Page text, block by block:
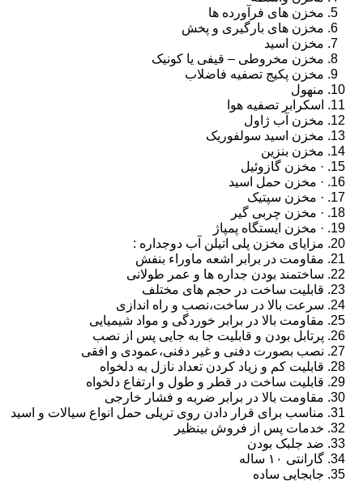
مخزن های فرآورده ها
مخزن های بارگیری و پخش
مخزن اسید
مخزن مخروطی – قیفی یا کونیک
مخزن پکیج تصفیه فاضلاب
منهول
اسکرابر تصفیه هوا
مخزن آب ژاول
مخزن اسید سولفوریک
مخزن بنزین
· مخزن گازوئیل
· مخزن حمل اسید
· مخزن سپتیک
· مخزن چربی گیر
· مخزن ایستگاه پمپاژ
مزایای مخزن پلی اتیلن آب دوجداره :
مقاومت در برابر اشعه ماوراء بنفش
ساختمند بودن جداره ها و عمر طولانی
قابلیت ساخت در حجم های مختلف
سرعت بالا در ساخت،نصب و راه اندازی
مقاومت بالا در برابر خوردگی و مواد شیمیایی
پرتابل بودن و قابلیت جا به جایی پس از نصب
نصب بصورت دفنی و غیر دفنی،عمودی و افقی
قابلیت کم و زیاد کردن تعداد نازل به دلخواه
قابلیت ساخت در قطر و طول و ارتفاع دلخواه
مقاومت بالا در برابر ضربه و فشار خارجی
مناسب برای قرار دادن روی تریلی حمل انواع سیالات و اسید
خدمات پس از فروش بینظیر
ضد جلبک بودن
گارانتی ۱۰ ساله
جابجایی ساده